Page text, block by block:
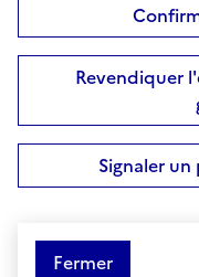
Revendiquer
Signaler
Fermer